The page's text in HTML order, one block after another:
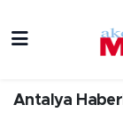
Antalya
Bilim &
Antalya